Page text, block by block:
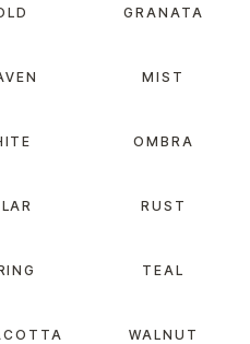
GRANATA
MIST
OMBRA
RUST
TEAL
WALNUT